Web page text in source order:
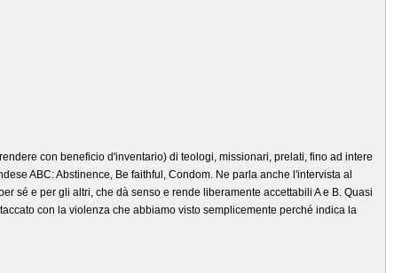
con beneficio d'inventario) di teologi, missionari, prelati, fino ad intere
ABC: Abstinence, Be faithful, Condom. Ne parla anche l'intervista al
sé e per gli altri, che dà senso e rende liberamente accettabili A e B. Quasi
con la violenza che abbiamo visto semplicemente perché indica la